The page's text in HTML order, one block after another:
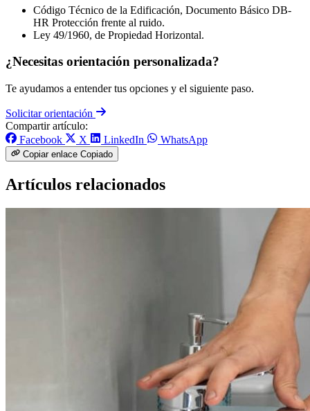
Código Técnico de la Edificación, Documento Básico DB-
HR Protección frente al ruido.
Ley 49/1960, de Propiedad Horizontal.
¿Necesitas orientación personalizada?
Te ayudamos a entender tus opciones y el siguiente paso.
Solicitar orientación
Compartir artículo:
Facebook
X LinkedIn WhatsApp
Copiar enlace Copiado
Artículos relacionados